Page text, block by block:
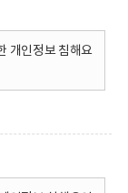
개인정보 침해요